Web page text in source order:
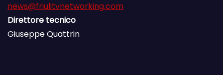
news@friulitvnetworking.com
Direttore tecnico
Giuseppe Quattrin